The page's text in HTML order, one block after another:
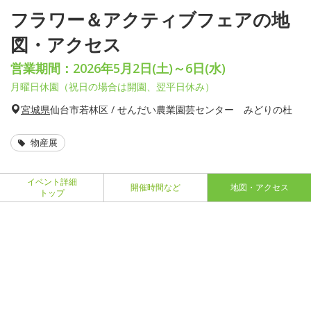
フラワー＆アクティブフェアの地
図・アクセス
営業期間：2026年5月2日(土)～6日(水)
月曜日休園（祝日の場合は開園、翌平日休み）
宮城県仙台市若林区 / せんだい農業園芸センター みどりの杜
物産展
イベント詳細
トップ
開催時間など 地図・アクセス